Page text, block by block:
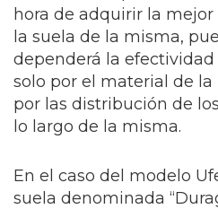
hora de adquirir la
la suela de la misma,
dependerá la
solo por el material de
por las distribución de
lo largo de la misma.
En el caso del modelo
suela denominada